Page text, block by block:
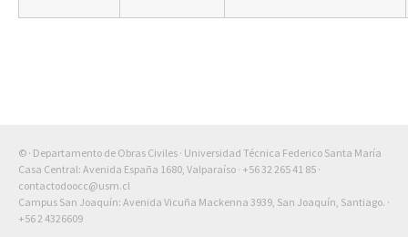
© · Departamento de Obras Civiles · Universidad Técnica Federico Santa María
Casa Central: Avenida España 1680, Valparaíso · +56 32 265 41 85 ·
contactodoocc@usm.cl
Campus San Joaquín: Avenida Vicuña Mackenna 3939, San Joaquín, Santiago. ·
+56 2 4326609